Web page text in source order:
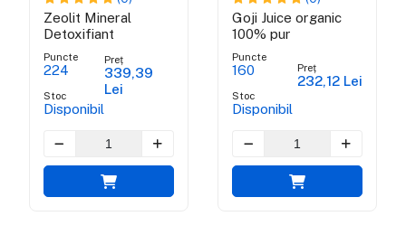
Zeolit Mineral
Detoxifiant
Puncte
224
Stoc
Disponibil
Preț
339,39
Lei
Goji Juice organic
100% pur
Puncte
160
Stoc
Disponibil
Preț
232,12 Lei